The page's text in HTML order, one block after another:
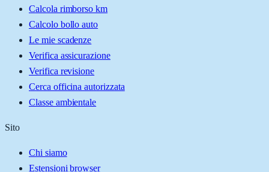
Calcola rimborso km
Calcolo bollo auto
Le mie scadenze
Verifica assicurazione
Verifica revisione
Cerca officina autorizzata
Classe ambientale
Sito
Chi siamo
Estensioni browser